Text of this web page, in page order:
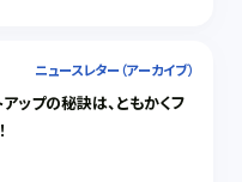
ニュースレター（アーカイブ）
ップの秘訣は、ともかくフ